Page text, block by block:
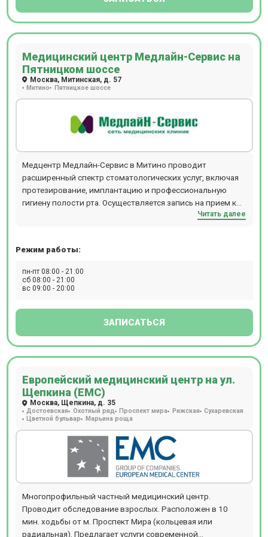
Медицинский центр Медлайн-Сервис на
Пятницком шоссе
Москва, Митинская, д. 57
Митино Пятницкое шоссе
Медцентр Медлайн-Сервис в Митино проводит
расширенный спектр стоматологических услуг, включая
протезирование, имплантацию и профессиональную
гигиену полости рта. Осуществляется запись на прием к
хирургу, кардиологу, косметологу, урологу, гинекологу.
Читать далее
Режим работы:
пн-пт 08:00 - 21:00
сб 08:00 - 21:00
вс 09:00 - 20:00
ЗАПИСАТЬСЯ
Европейский медицинский центр на ул.
Щепкина (ЕМС)
Москва, Щепкина, д. 35
Достоевская Охотный ряд Проспект мира Рижская
Сухаревская
Цветной бульвар
Марьина роща
Многопрофильный частный медицинский центр.
Проводит обследование взрослых. Расположен в 10
мин. ходьбы от м. Проспект Мира (кольцевая или
радиальная). Предлагает услуги современной